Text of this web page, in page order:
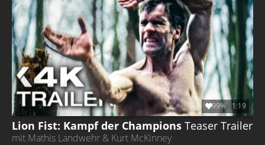
Lion Fist: Kampf der Champions Teaser Trailer
mit Mathis Landwehr & Kurt McKinney
99% 1:19